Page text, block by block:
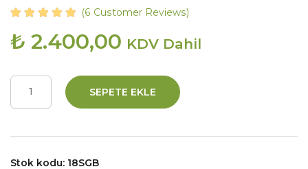
(6 Customer Reviews)
₺ 2.400,00 KDV Dahil
SEPETE EKLE
Stok kodu: 18SGB